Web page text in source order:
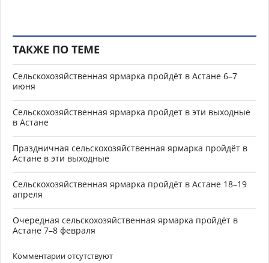
ТАКЖЕ ПО ТЕМЕ
Сельскохозяйственная ярмарка пройдёт в Астане 6–7
июня
Сельскохозяйственная ярмарка пройдет в эти выходные
в Астане
Праздничная сельскохозяйственная ярмарка пройдёт в
Астане в эти выходные
Сельскохозяйственная ярмарка пройдёт в Астане 18–19
апреля
Очередная сельскохозяйственная ярмарка пройдёт в
Астане 7–8 февраля
Комментарии отсутствуют